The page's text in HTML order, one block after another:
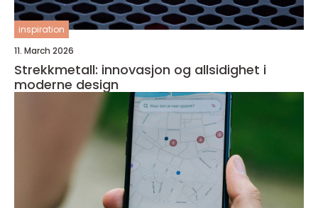
inspiration
11. March 2026
Strekkmetall: innovasjon og allsidighet i
moderne design